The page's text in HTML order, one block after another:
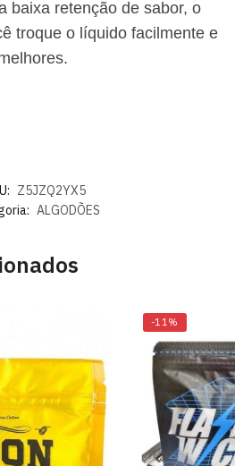
baixa retenção de sabor, o
troque o líquido facilmente e
Z5JZQ2YX5
ALGODÕES
-11%